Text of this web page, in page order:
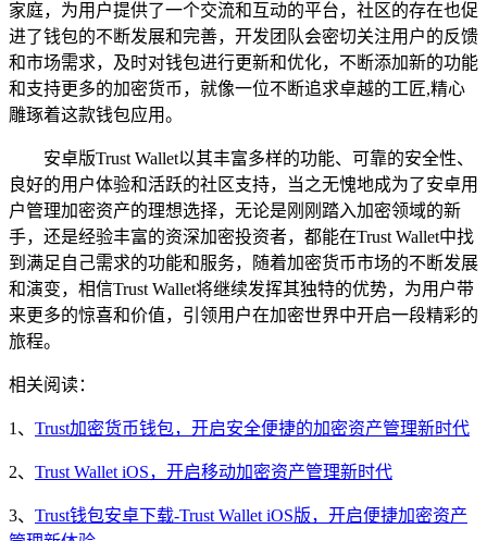
家庭，为用户提供了一个交流和互动的平台，社区的存在也促
进了钱包的不断发展和完善，开发团队会密切关注用户的反馈
和市场需求，及时对钱包进行更新和优化，不断添加新的功能
和支持更多的加密货币，就像一位不断追求卓越的工匠,精心
雕琢着这款钱包应用。
安卓版Trust Wallet以其丰富多样的功能、可靠的安全性、
良好的用户体验和活跃的社区支持，当之无愧地成为了安卓用
户管理加密资产的理想选择，无论是刚刚踏入加密领域的新
手，还是经验丰富的资深加密投资者，都能在Trust Wallet中找
到满足自己需求的功能和服务，随着加密货币市场的不断发展
和演变，相信Trust Wallet将继续发挥其独特的优势，为用户带
来更多的惊喜和价值，引领用户在加密世界中开启一段精彩的
旅程。
相关阅读：
1、 Trust加密货币钱包，开启安全便捷的加密资产管理新时代
2、 Trust Wallet iOS，开启移动加密资产管理新时代
3、 Trust钱包安卓下载-Trust Wallet iOS版，开启便捷加密资产